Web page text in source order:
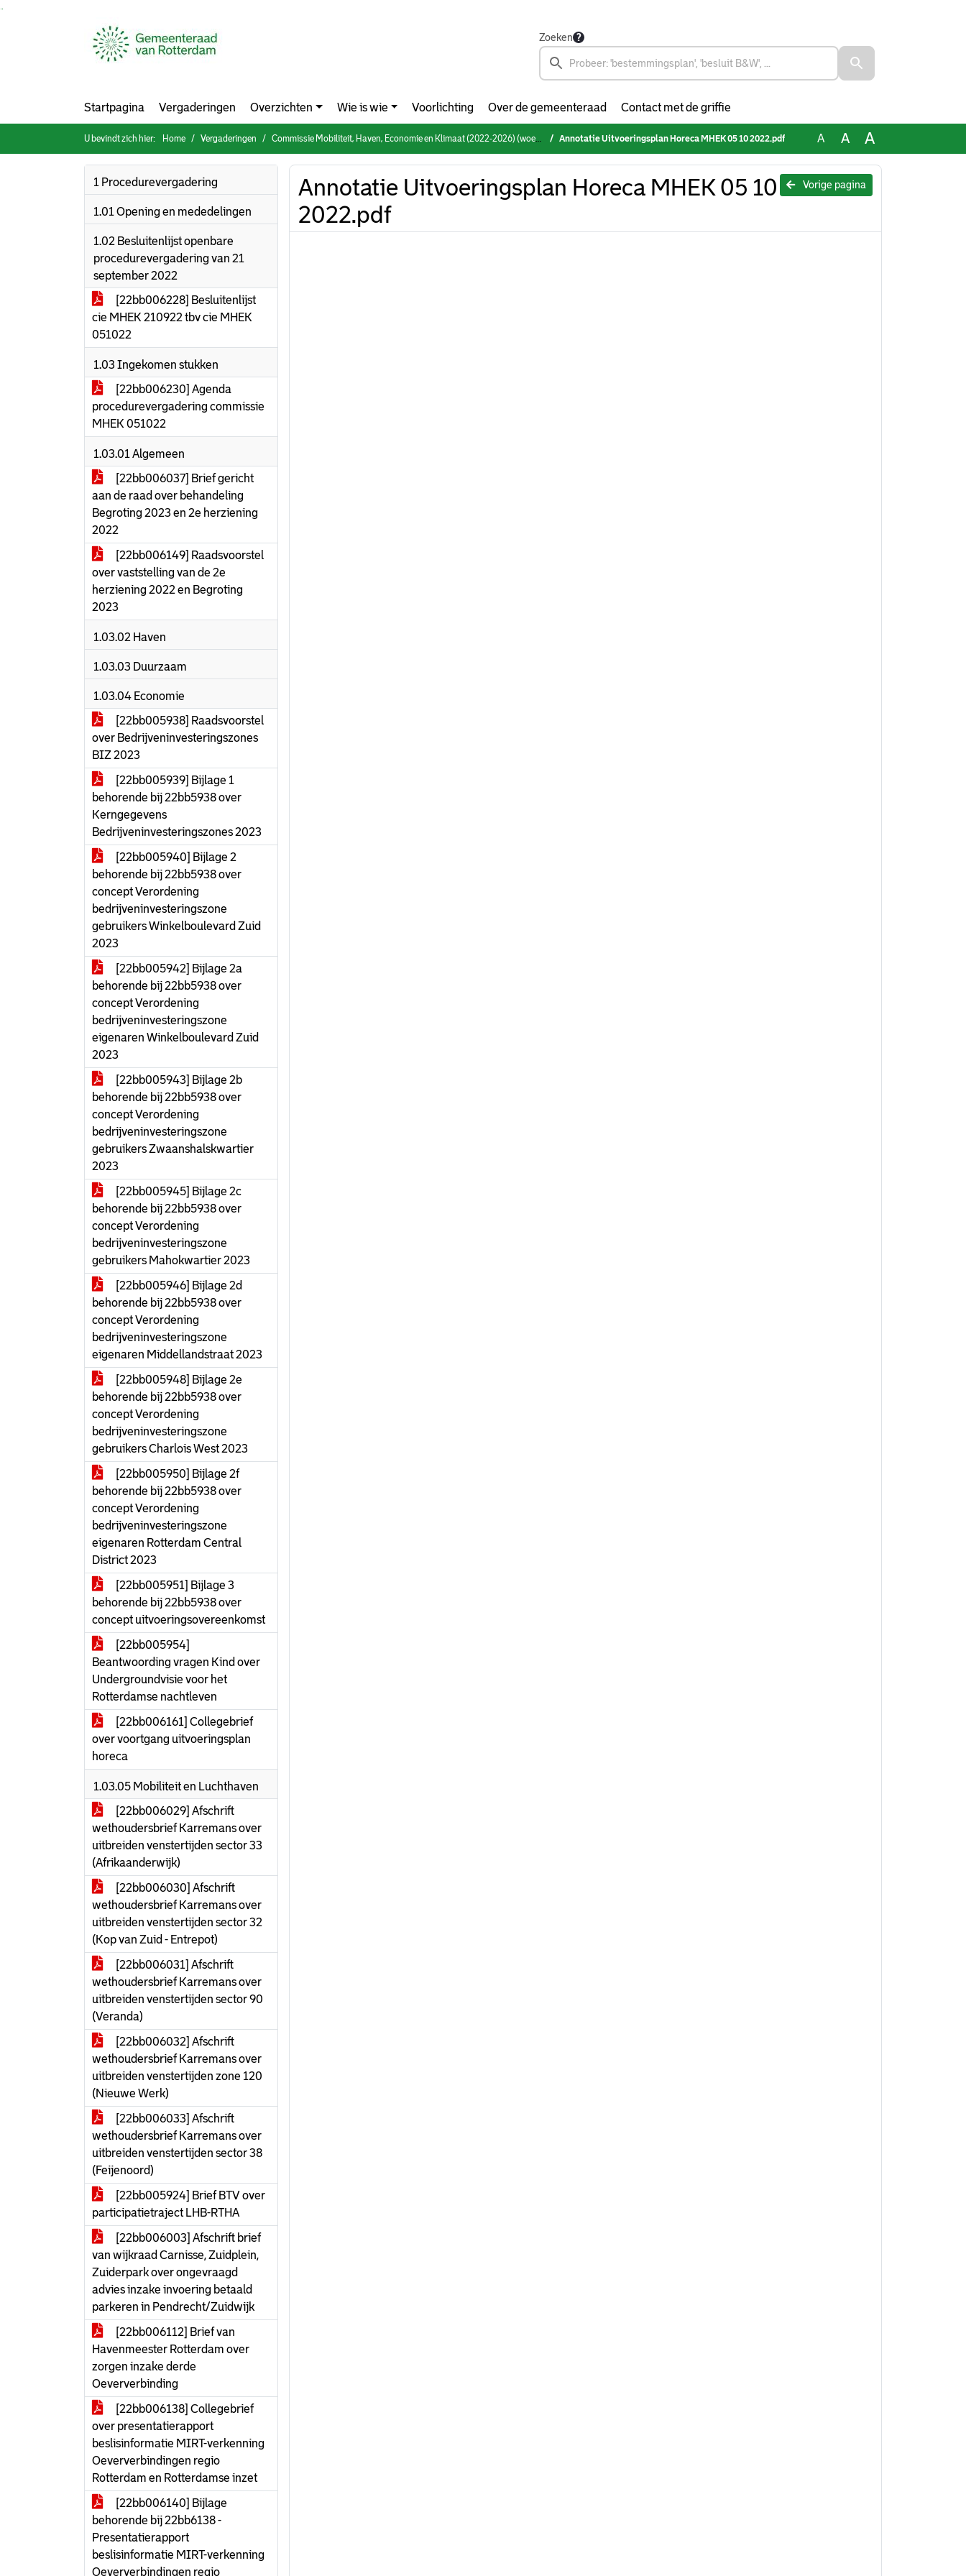
Zoeken
Startpagina Vergaderingen Overzichten Wie is wie Voorlichting Over de gemeenteraad Contact met de griffie
U bevindt zich hier: Home Vergaderingen Commissie Mobiliteit, Haven, Economie en Klimaat (2022-2026) (woensdag 5 oktober 2022) Annotatie Uitvoeringsplan Horeca MHEK 05 10 2022.pdf A A A
1 Procedurevergadering
1.01 Opening en mededelingen
1.02 Besluitenlijst openbare
procedurevergadering van 21
september 2022
[22bb006228] Besluitenlijst
cie MHEK 210922 tbv cie MHEK
051022
1.03 Ingekomen stukken
[22bb006230] Agenda
procedurevergadering commissie
MHEK 051022
1.03.01 Algemeen
[22bb006037] Brief gericht
aan de raad over behandeling
Begroting 2023 en 2e herziening
2022
[22bb006149] Raadsvoorstel
over vaststelling van de 2e
herziening 2022 en Begroting
2023
1.03.02 Haven
1.03.03 Duurzaam
1.03.04 Economie
[22bb005938] Raadsvoorstel
over Bedrijveninvesteringszones
BIZ 2023
[22bb005939] Bijlage 1
behorende bij 22bb5938 over
Kerngegevens
Bedrijveninvesteringszones 2023
[22bb005940] Bijlage 2
behorende bij 22bb5938 over
concept Verordening
bedrijveninvesteringszone
gebruikers Winkelboulevard Zuid
2023
[22bb005942] Bijlage 2a
behorende bij 22bb5938 over
concept Verordening
bedrijveninvesteringszone
eigenaren Winkelboulevard Zuid
2023
[22bb005943] Bijlage 2b
behorende bij 22bb5938 over
concept Verordening
bedrijveninvesteringszone
gebruikers Zwaanshalskwartier
2023
[22bb005945] Bijlage 2c
behorende bij 22bb5938 over
concept Verordening
bedrijveninvesteringszone
gebruikers Mahokwartier 2023
[22bb005946] Bijlage 2d
behorende bij 22bb5938 over
concept Verordening
bedrijveninvesteringszone
eigenaren Middellandstraat 2023
[22bb005948] Bijlage 2e
behorende bij 22bb5938 over
concept Verordening
bedrijveninvesteringszone
gebruikers Charlois West 2023
[22bb005950] Bijlage 2f
behorende bij 22bb5938 over
concept Verordening
bedrijveninvesteringszone
eigenaren Rotterdam Central
District 2023
[22bb005951] Bijlage 3
behorende bij 22bb5938 over
concept uitvoeringsovereenkomst
[22bb005954]
Beantwoording vragen Kind over
Undergroundvisie voor het
Rotterdamse nachtleven
[22bb006161] Collegebrief
over voortgang uitvoeringsplan
horeca
1.03.05 Mobiliteit en Luchthaven
[22bb006029] Afschrift
wethoudersbrief Karremans over
uitbreiden venstertijden sector 33
(Afrikaanderwijk)
[22bb006030] Afschrift
wethoudersbrief Karremans over
uitbreiden venstertijden sector 32
(Kop van Zuid - Entrepot)
[22bb006031] Afschrift
wethoudersbrief Karremans over
uitbreiden venstertijden sector 90
(Veranda)
[22bb006032] Afschrift
wethoudersbrief Karremans over
uitbreiden venstertijden zone 120
(Nieuwe Werk)
[22bb006033] Afschrift
wethoudersbrief Karremans over
uitbreiden venstertijden sector 38
(Feijenoord)
[22bb005924] Brief BTV over
participatietraject LHB-RTHA
[22bb006003] Afschrift brief
van wijkraad Carnisse, Zuidplein,
Zuiderpark over ongevraagd
advies inzake invoering betaald
parkeren in Pendrecht/Zuidwijk
[22bb006112] Brief van
Havenmeester Rotterdam over
zorgen inzake derde
Oeververbinding
[22bb006138] Collegebrief
over presentatierapport
beslisinformatie MIRT-verkenning
Oeververbindingen regio
Rotterdam en Rotterdamse inzet
[22bb006140] Bijlage
behorende bij 22bb6138 -
Presentatierapport
beslisinformatie MIRT-verkenning
Oeververbindingen regio
Vorige pagina
Annotatie Uitvoeringsplan Horeca MHEK 05 10
2022.pdf